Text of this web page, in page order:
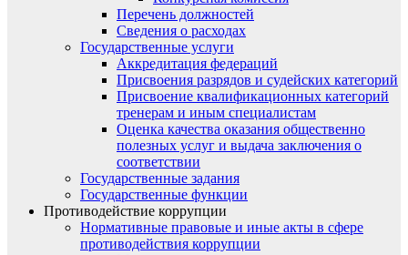
Перечень должностей
Сведения о расходах
Государственные услуги
Аккредитация федераций
Присвоения разрядов и судейских категорий
Присвоение квалификационных категорий
тренерам и иным специалистам
Оценка качества оказания общественно
полезных услуг и выдача заключения о
соответствии
Государственные задания
Государственные функции
Противодействие коррупции
Нормативные правовые и иные акты в сфере
противодействия коррупции